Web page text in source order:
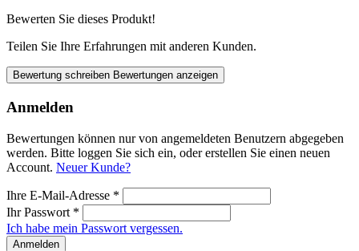
Bewerten Sie dieses Produkt!
Teilen Sie Ihre Erfahrungen mit anderen Kunden.
Bewertung schreiben Bewertungen anzeigen
Anmelden
Bewertungen können nur von angemeldeten Benutzern abgegeben
werden. Bitte loggen Sie sich ein, oder erstellen Sie einen neuen
Account. Neuer Kunde?
Ihre E-Mail-Adresse *
Ihr Passwort *
Ich habe mein Passwort vergessen.
Anmelden